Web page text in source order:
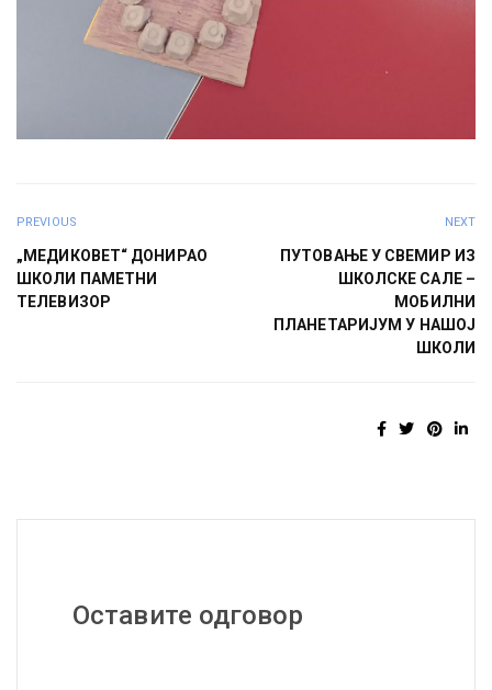
PREVIOUS
„МЕДИКОВЕТ“ ДОНИРАО
ШКОЛИ ПАМЕТНИ
ТЕЛЕВИЗОР
NEXT
ПУТОВАЊЕ У СВЕМИР ИЗ
ШКОЛСКЕ САЛЕ –
МОБИЛНИ
ПЛАНЕТАРИЈУМ У НАШОЈ
ШКОЛИ
Оставите одговор